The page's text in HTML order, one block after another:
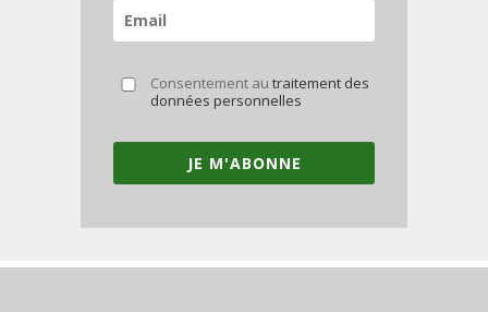
Consentement au traitement des
données personnelles
JE M'ABONNE